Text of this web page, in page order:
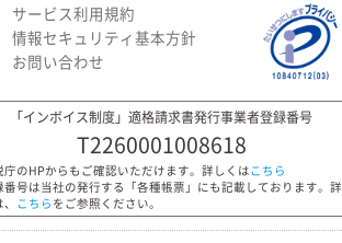
サービス利用規約
情報セキュリティ基本方針
お問い合わせ
「インボイス制度」適格請求書発行事業者登録番号
T2260001008618
のHPからもご確認いただけます。詳しくは こちら
号は当社の発行する「各種帳票」にも記載しております。詳
こちら をご参照ください。